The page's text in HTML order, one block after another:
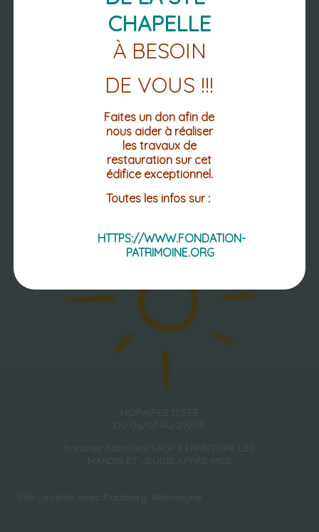
04 73 69 12 60 (FAX.)
Mentions légales
Accessibilité : non conforme
DU LUNDI AU VENDREDI
LES APRÈS-MIDI
LUNDI : 13h30-18h30
MARDI / MERCREDI/ JEUDI : 13h30 -
17h30
VENDREDI : 13h30 - 16h30
HORAIRES D'ÉTÉ
DU 06/07 AU 29/08
horaires habituels SAUF FERMETURE LES
MARDIS ET JEUDIS APRÈS-MIDI
Ville jumelée avec Parsberg, Allemagne
CHAPELLE
À BESOIN
DE VOUS !!!
Faites un don afin de
nous aider à réaliser
les travaux de
restauration sur cet
édifice exceptionnel.
Toutes les infos sur :
HTTPS://WWW.FONDATION-
PATRIMOINE.ORG